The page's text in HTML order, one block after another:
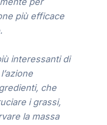
più efficace
interessanti di
che
i grassi,
la massa